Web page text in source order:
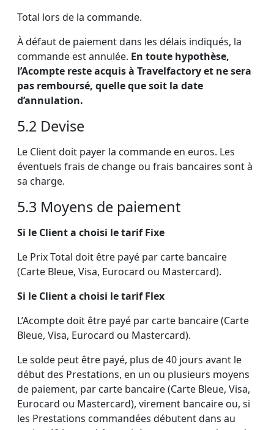
Total lors de la commande.
À défaut de paiement dans les délais indiqués, la
commande est annulée. En toute hypothèse,
l’Acompte reste acquis à Travelfactory et ne sera
pas remboursé, quelle que soit la date
d’annulation.
5.2 Devise
Le Client doit payer la commande en euros. Les
éventuels frais de change ou frais bancaires sont à
sa charge.
5.3 Moyens de paiement
Si le Client a choisi le tarif Fixe
Le Prix Total doit être payé par carte bancaire
(Carte Bleue, Visa, Eurocard ou Mastercard).
Si le Client a choisi le tarif Flex
L’Acompte doit être payé par carte bancaire (Carte
Bleue, Visa, Eurocard ou Mastercard).
Le solde peut être payé, plus de 40 jours avant le
début des Prestations, en un ou plusieurs moyens
de paiement, par carte bancaire (Carte Bleue, Visa,
Eurocard ou Mastercard), virement bancaire ou, si
les Prestations commandées débutent dans au